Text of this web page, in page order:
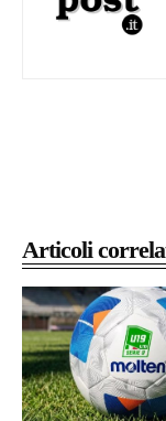
Articoli